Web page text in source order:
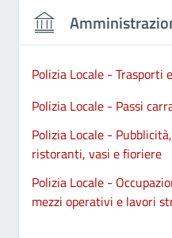
Polizia Locale - Trasporti
Polizia Locale - Passi
Polizia Locale -
ristoranti, vasi e fioriere
Polizia Locale -
mezzi operativi e lavori